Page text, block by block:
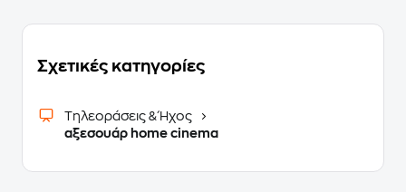
Σχετικές κατηγορίες
Τηλεοράσεις & Ήχος
αξεσουάρ home cinema